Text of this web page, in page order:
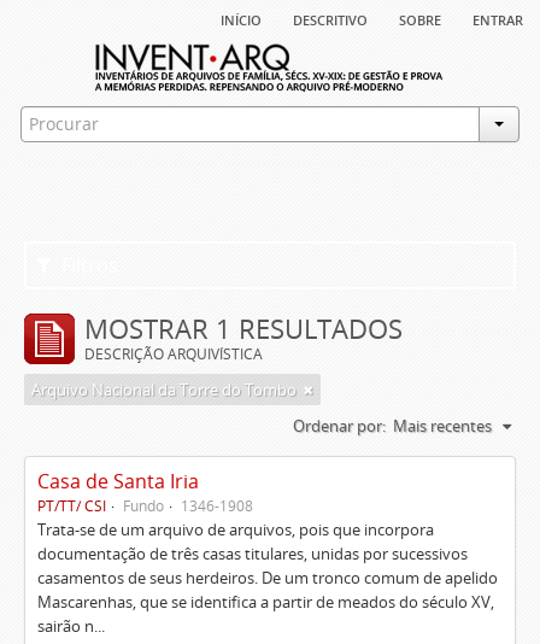
início descritivo sobre entrar
MOSTRAR 1 RESULTADOS
DESCRIÇÃO ARQUIVÍSTICA
Arquivo Nacional da Torre do Tombo
Ordenar por: Mais recentes
Casa de Santa Iria
PT/TT/ CSI Fundo 1346-1908
Trata-se de um arquivo de arquivos, pois que incorpora
documentação de três casas titulares, unidas por sucessivos
casamentos de seus herdeiros. De um tronco comum de apelido
Mascarenhas, que se identifica a partir de meados do século XV,
sairão n...